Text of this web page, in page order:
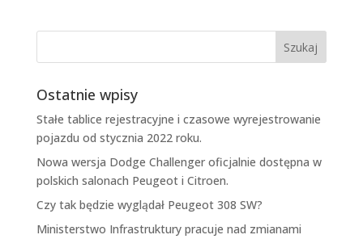
Ostatnie wpisy
Stałe tablice rejestracyjne i czasowe wyrejestrowanie
pojazdu od stycznia 2022 roku.
Nowa wersja Dodge Challenger oficjalnie dostępna w
polskich salonach Peugeot i Citroen.
Czy tak będzie wyglądał Peugeot 308 SW?
Ministerstwo Infrastruktury pracuje nad zmianami